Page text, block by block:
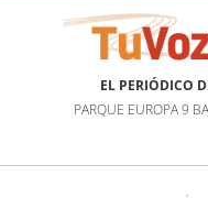
EL PERIÓDICO
PARQUE EUROPA 9